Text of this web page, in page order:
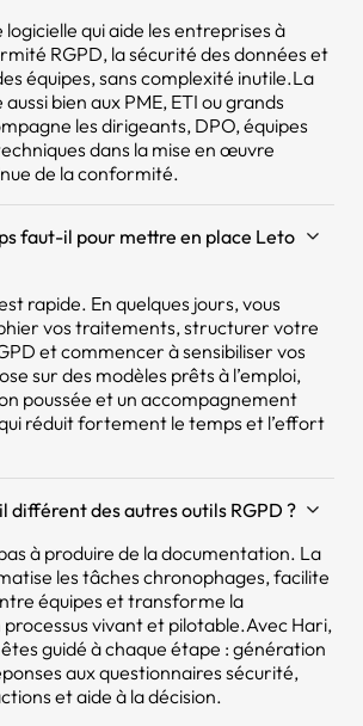
qui aide les entreprises à
RGPD, la sécurité des données et
équipes, sans complexité inutile.La
aussi bien aux PME, ETI ou grands
les dirigeants, DPO, équipes
dans la mise en œuvre
de la conformité.
faut-il pour mettre en place Leto
rapide. En quelques jours, vous
vos traitements, structurer votre
et commencer à sensibiliser vos
sur des modèles prêts à l’emploi,
poussée et un accompagnement
réduit fortement le temps et l’effort
différent des autres outils RGPD ?
à produire de la documentation. La
les tâches chronophages, facilite
équipes et transforme la
vivant et pilotable.Avec Hari,
êtes guidé à chaque étape : génération
aux questionnaires sécurité,
et aide à la décision.